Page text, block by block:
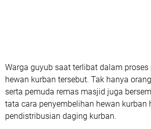
Warga guyub saat terlibat dalam proses
hewan kurban tersebut. Tak hanya
serta pemuda remas masjid juga
tata cara penyembelihan hewan kurban
pendistribusian daging kurban.